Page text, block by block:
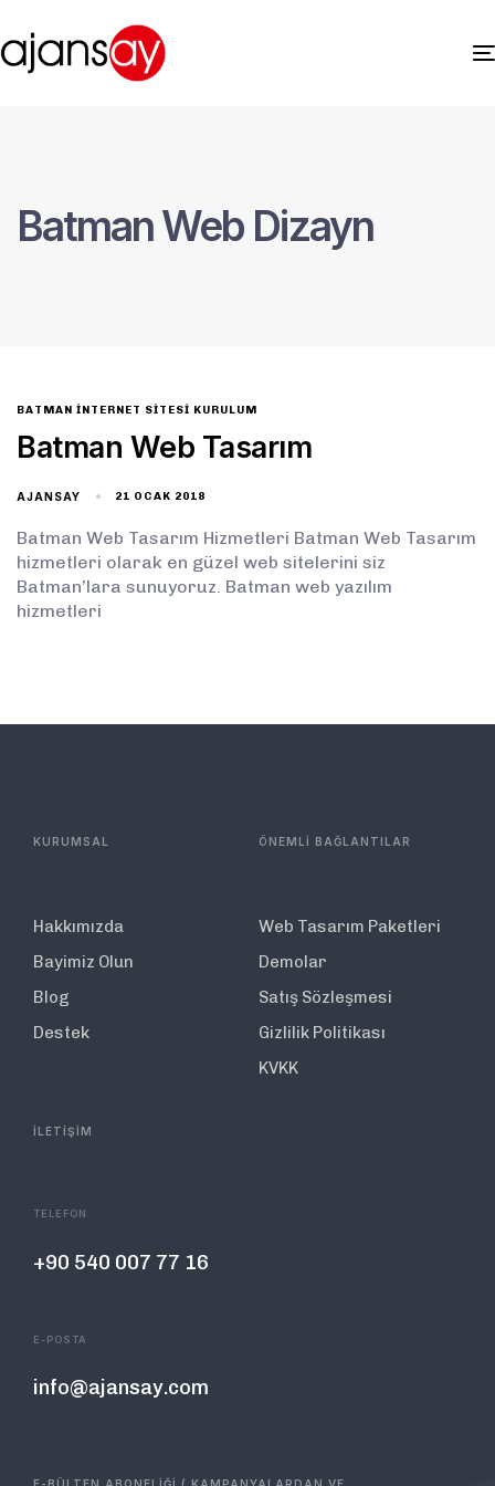
Batman Web Dizayn
BATMAN İNTERNET SITESI KURULUM
Batman Web Tasarım
AJANSAY 21 OCAK 2018
Batman Web Tasarım Hizmetleri Batman Web Tasarım
hizmetleri olarak en güzel web sitelerini siz
Batman’lara sunuyoruz. Batman web yazılım
hizmetleri
KURUMSAL
Hakkımızda
Bayimiz Olun
Blog
Destek
ÖNEMLİ BAĞLANTILAR
Web Tasarım Paketleri
Demolar
Satış Sözleşmesi
Gizlilik Politikası
KVKK
İLETİŞİM
TELEFON
+90 540 007 77 16
E-POSTA
info@ajansay.com